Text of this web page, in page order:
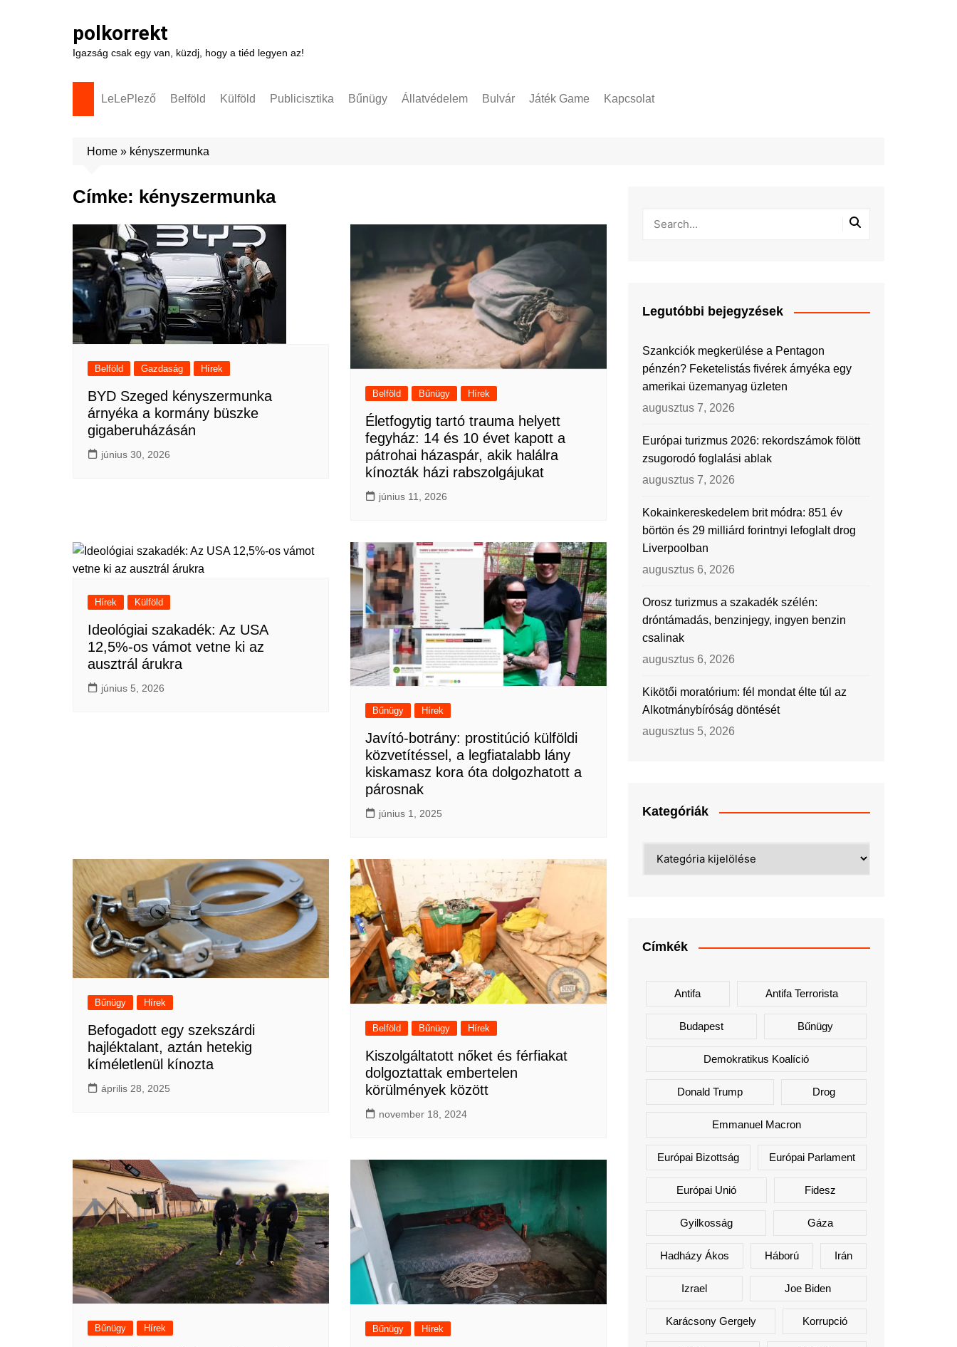
polkorrekt
Igazság csak egy van, küzdj, hogy a tiéd legyen az!
LeLePlező Belföld Külföld Publicisztika Bűnügy Állatvédelem Bulvár Játék Game Kapcsolat
Home » kényszermunka
Címke: kényszermunka
Belföld Gazdaság Hírek
BYD Szeged kényszermunka
árnyéka a kormány büszke
gigaberuházásán
június 30, 2026
Belföld Bűnügy Hírek
Életfogytig tartó trauma helyett
fegyház: 14 és 10 évet kapott a
pátrohai házaspár, akik halálra
kínozták házi rabszolgájukat
június 11, 2026
Hírek Külföld
Ideológiai szakadék: Az USA
12,5%-os vámot vetne ki az
ausztrál árukra
június 5, 2026
Bűnügy Hírek
Javító-botrány: prostitúció külföldi
közvetítéssel, a legfiatalabb lány
kiskamasz kora óta dolgozhatott a
párosnak
június 1, 2025
Bűnügy Hírek
Befogadott egy szekszárdi
hajléktalant, aztán hetekig
kíméletlenül kínozta
április 28, 2025
Belföld Bűnügy Hírek
Kiszolgáltatott nőket és férfiakat
dolgoztattak embertelen
körülmények között
november 18, 2024
Bűnügy Hírek Bűnügy Hírek
Legutóbbi bejegyzések
Szankciók megkerülése a Pentagon
pénzén? Feketelistás fivérek árnyéka egy
amerikai üzemanyag üzleten
augusztus 7, 2026
Európai turizmus 2026: rekordszámok fölött
zsugorodó foglalási ablak
augusztus 7, 2026
Kokainkereskedelem brit módra: 851 év
börtön és 29 milliárd forintnyi lefoglalt drog
Liverpoolban
augusztus 6, 2026
Orosz turizmus a szakadék szélén:
dróntámadás, benzinjegy, ingyen benzin
csalinak
augusztus 6, 2026
Kikötői moratórium: fél mondat élte túl az
Alkotmánybíróság döntését
augusztus 5, 2026
Kategóriák
Címkék
Antifa Antifa Terrorista
Budapest Bűnügy
Demokratikus Koalíció
Donald Trump Drog
Emmanuel Macron
Európai Bizottság Európai Parlament
Európai Unió Fidesz
Gyilkosság Gáza
Hadházy Ákos Háború Irán
Izrael Joe Biden
Karácsony Gergely Korrupció